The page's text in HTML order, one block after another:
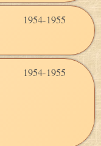
1954-1955
1954-1955